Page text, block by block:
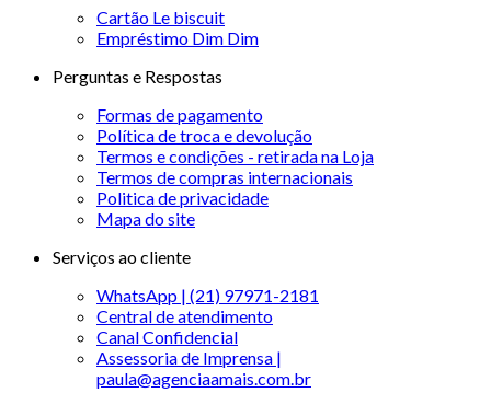
Cartão Le biscuit
Empréstimo Dim Dim
Perguntas e Respostas
Formas de pagamento
Política de troca e devolução
Termos e condições - retirada na Loja
Termos de compras internacionais
Politica de privacidade
Mapa do site
Serviços ao cliente
WhatsApp | (21) 97971-2181
Central de atendimento
Canal Confidencial
Assessoria de Imprensa |
paula@agenciaamais.com.br